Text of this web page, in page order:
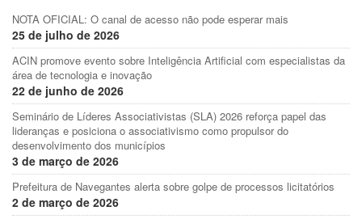
NOTA OFICIAL: O canal de acesso não pode esperar mais
25 de julho de 2026
ACIN promove evento sobre Inteligência Artificial com especialistas da
área de tecnologia e inovação
22 de junho de 2026
Seminário de Líderes Associativistas (SLA) 2026 reforça papel das
lideranças e posiciona o associativismo como propulsor do
desenvolvimento dos municípios
3 de março de 2026
Prefeitura de Navegantes alerta sobre golpe de processos licitatórios
2 de março de 2026